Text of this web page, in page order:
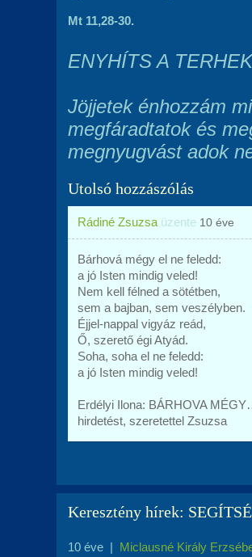
Mt 11,28-30.
ENYHÍTS A
Jöjjetek énhozzám
megfáradtatok és
megnyugvást adok
Utolsó hozzászólás
Rádiné Zsuzsa üzente 10 éve
Bárhová mégy el ne feledd:
a jó Isten mindig veled!
Nem kell félned a sötétben,
sem a bajban, sem veszélyben.
Éjjel-nappal vigyáz reád,
Ő, szerető égi Atyád.
Soha, soha el ne feledd:
a jó Isten mindig veled!
Erdélyi Ilona: BÁRHOVA
hirdetést, szeretettel Zsuzsa
Keresztény hírek:
10 éve | Miclausné Király